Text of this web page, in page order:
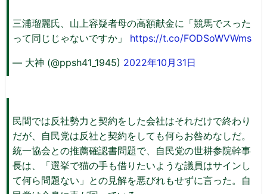
三浦瑠麗氏、山上容疑者母の高額献金に「競馬でスった
って同じじゃないですか」 https://t.co/FODSoWVWms
— 大神 (@ppsh41_1945) 2022年10月31日
民間では反社勢力と契約をした会社はそれだけで終わり
だが、自民党は反社と契約をしても何らお咎めなしだ。
統一協会との推薦確認書問題で、自民党の世耕参院幹事
長は、「選挙で猫の手も借りたいような議員はサインし
て何ら問題ない」との見解を悪びれもせずに言った。自